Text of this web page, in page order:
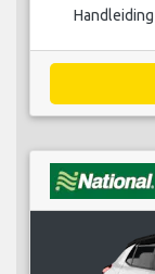
Handleiding